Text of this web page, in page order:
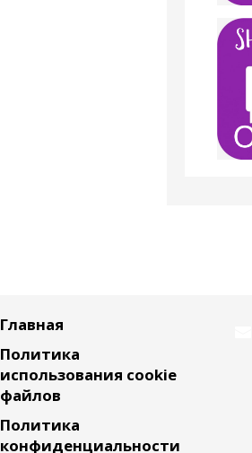
Главная
Политика
использования cookie
файлов
Политика
конфиденциальности